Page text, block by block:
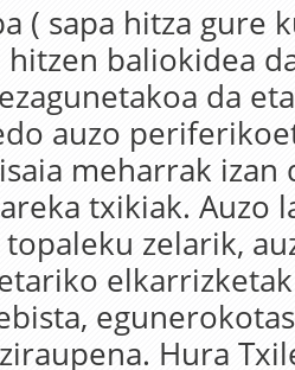
( sapa hitza gure
baliokidea
da
auzo
meharrak izan
txikiak. Auzo
topaleku zelarik,
Hura